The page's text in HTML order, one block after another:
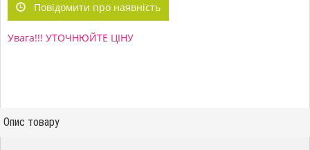
Повідомити про наявність
Увага!!! УТОЧНЮЙТЕ ЦІНУ
Опис товару